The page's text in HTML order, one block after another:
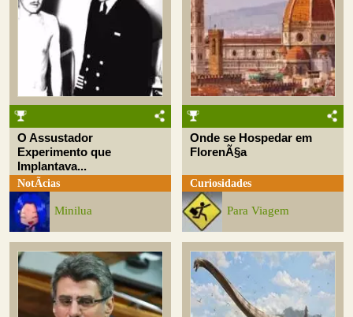
O Assustador
Experimento que
Implantava...
NotÃ­cias
Minilua
Onde se Hospedar em
FlorenÃ§a
Curiosidades
Para Viagem